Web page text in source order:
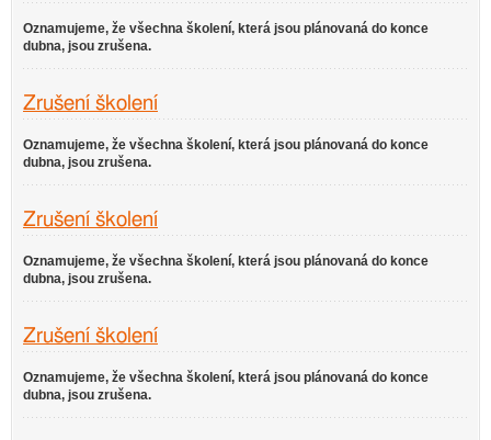
Oznamujeme, že všechna školení, která jsou plánovaná do konce
dubna, jsou zrušena.
Zrušení školení
Oznamujeme, že všechna školení, která jsou plánovaná do konce
dubna, jsou zrušena.
Zrušení školení
Oznamujeme, že všechna školení, která jsou plánovaná do konce
dubna, jsou zrušena.
Zrušení školení
Oznamujeme, že všechna školení, která jsou plánovaná do konce
dubna, jsou zrušena.